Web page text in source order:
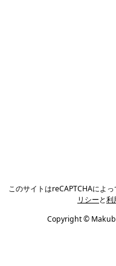
このサイトはreCAPTCHAによ
リシーと利
Copyright ©